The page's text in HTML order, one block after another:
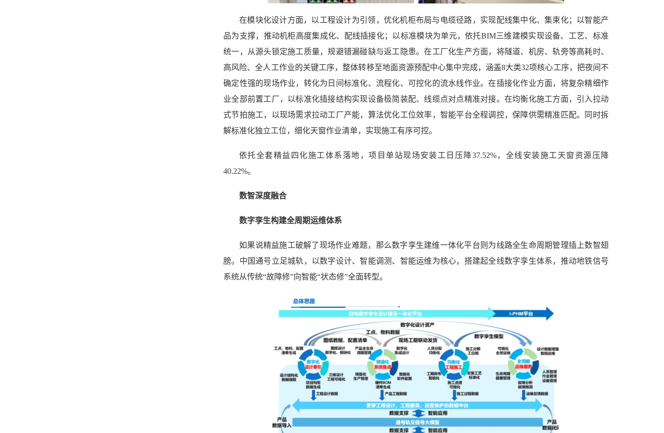
在模块化设计方面，以工程设计为引领，优化机柜布局与电缆径路，实现配线集中化、集束化；以智能产
品为支撑，推动机柜高度集成化、配线插接化；以标准模块为单元，依托BIM三维建模实现设备、工艺、标准
统一，从源头锁定施工质量，规避错漏碰缺与返工隐患。在工厂化生产方面，将隧道、机房、轨旁等高耗时、
高风险、全人工作业的关键工序，整体转移至地面资源预配中心集中完成，涵盖8大类32项核心工序，把夜间不
确定性强的现场作业，转化为日间标准化、流程化、可控化的流水线作业。在插接化作业方面，将复杂精细作
业全部前置工厂，以标准化插接结构实现设备极简装配、线缆点对点精准对接。在均衡化施工方面，引入拉动
式节拍施工，以现场需求拉动工厂产能，算法优化工位效率，智能平台全程调控，保障供需精准匹配。同时拆
解标准化独立工位，细化天窗作业清单，实现施工有序可控。
依托全套精益四化施工体系落地，项目单站现场安装工日压降37.52%，全线安装施工天窗资源压降
40.22%。
数智深度融合
数字孪生构建全周期运维体系
如果说精益施工破解了现场作业难题，那么数字孪生建维一体化平台则为线路全生命周期管理插上数智翅
膀。中国通号立足城轨，以数字设计、智能调测、智能运维为核心，搭建起全线数字孪生体系，推动地铁信号
系统从传统“故障修”向智能“状态修”全面转型。